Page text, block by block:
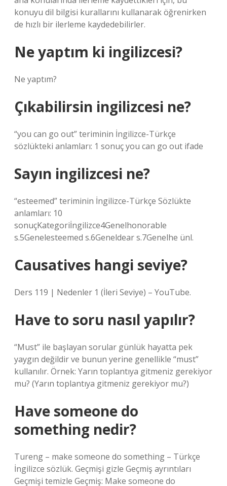
konuyu dil bilgisi kurallarını kullanarak öğrenirken
de hızlı bir ilerleme kaydedebilirler.
Ne yaptım ki ingilizcesi?
Ne yaptım?
Çıkabilirsin ingilizcesi ne?
“you can go out” teriminin İngilizce-Türkçe
sözlükteki anlamları: 1 sonuç you can go out ifade
Sayın ingilizcesi ne?
“esteemed” teriminin İngilizce-Türkçe Sözlükte
anlamları: 10
sonuçKategoriİngilizce4Genelhonorable
s.5Genelesteemed s.6Geneldear s.7Genelhe ünl.
Causatives hangi seviye?
Ders 119 | Nedenler 1 (İleri Seviye) – YouTube.
Have to soru nasıl yapılır?
“Must” ile başlayan sorular günlük hayatta pek
yaygın değildir ve bunun yerine genellikle “must”
kullanılır. Örnek: Yarın toplantıya gitmeniz gerekiyor
mu? (Yarın toplantıya gitmeniz gerekiyor mu?)
Have someone do
something nedir?
Tureng – make someone do something – Türkçe
İngilizce sözlük. Geçmişi gizle Geçmiş ayrıntıları
Geçmişi temizle Geçmiş: Make someone do